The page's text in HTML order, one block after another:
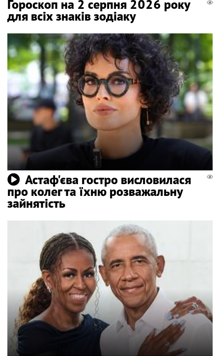
Гороскоп на 2 серпня 2026 року
для всіх знаків зодіаку
Астаф'єва гостро висловилася
про колег та їхню розважальну
зайнятість